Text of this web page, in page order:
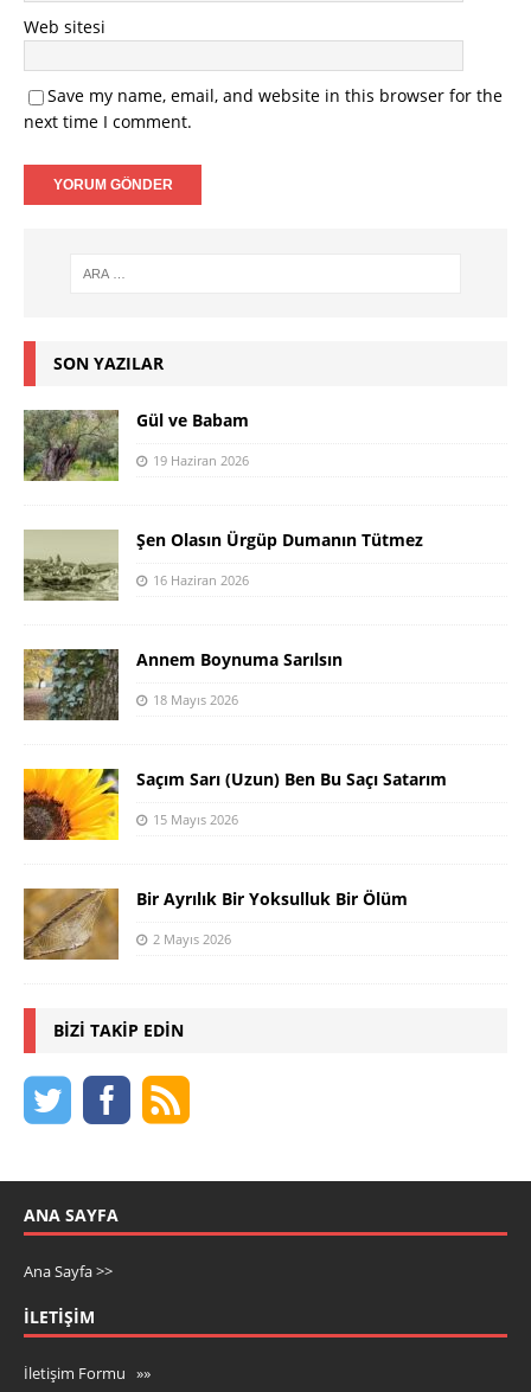
Web sitesi
Save my name, email, and website in this browser for the
next time I comment.
SON YAZILAR
Gül ve Babam
19 Haziran 2026
Şen Olasın Ürgüp Dumanın Tütmez
16 Haziran 2026
Annem Boynuma Sarılsın
18 Mayıs 2026
Saçım Sarı (Uzun) Ben Bu Saçı Satarım
15 Mayıs 2026
Bir Ayrılık Bir Yoksulluk Bir Ölüm
2 Mayıs 2026
BIZI TAKIP EDIN
ANA SAYFA
Ana Sayfa >>
İLETIŞIM
İletişim Formu »»